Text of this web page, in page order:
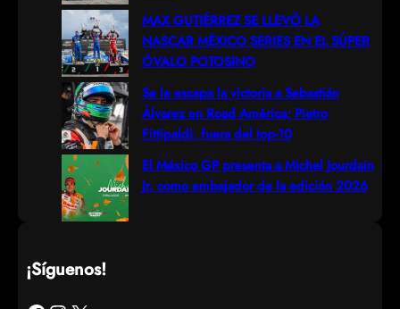
MAX GUTIÉRREZ SE LLEVÓ LA
NASCAR MÉXICO SERIES EN EL SÚPER
ÓVALO POTOSINO
Se le escapa la victoria a Sebastián
Álvarez en Road América; Pietro
Fittipaldi, fuera del top-10
El México GP presenta a Michel Jourdain
Jr. como embajador de la edición 2026
¡Síguenos!